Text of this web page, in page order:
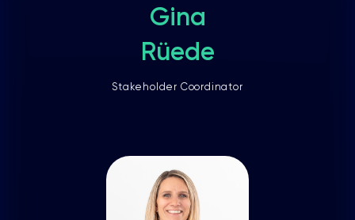
Gina
Rüede
Stakeholder Coordinator